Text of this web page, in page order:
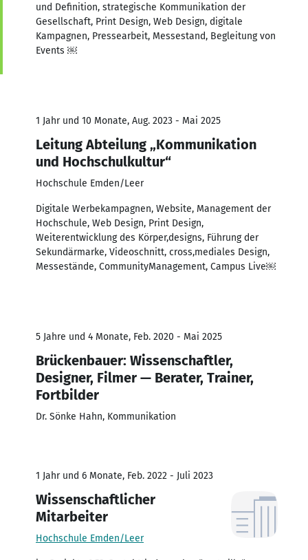
und Definition, strategische Kommunikation der
Gesellschaft, Print Design, Web Design, digitale
Kampagnen, Pressearbeit, Messestand, Begleitung von
Events ￼
1 Jahr und 10 Monate, Aug. 2023 - Mai 2025
Leitung Abteilung „Kommunikation
und Hochschulkultur“
Hochschule Emden/Leer
Digitale Werbekampagnen, Website, Management der
Hochschule, Web Design, Print Design,
Weiterentwicklung des Körper,designs, Führung der
Sekundärmarke, Videoschnitt, cross,mediales Design,
Messestände, CommunityManagement, Campus Live￼
5 Jahre und 4 Monate, Feb. 2020 - Mai 2025
Brückenbauer: Wissenschaftler,
Designer, Filmer — Berater, Trainer,
Fortbilder
Dr. Sönke Hahn, Kommunikation
1 Jahr und 6 Monate, Feb. 2022 - Juli 2023
Wissenschaftlicher
Mitarbeiter
Hochschule Emden/Leer